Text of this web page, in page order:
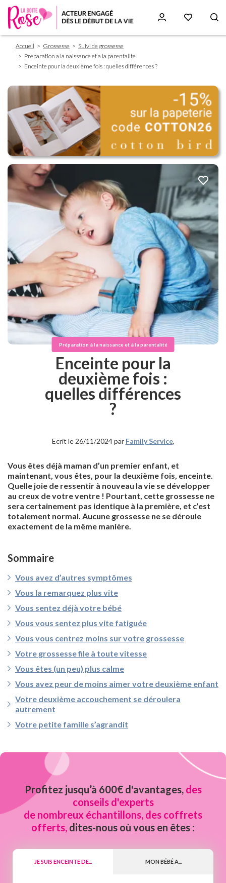
contenu
Fil
d'Ariane
Accueil Grossesse
Suivi de grossesse
Preparation a la naissance et a la parentalite
Enceinte pour la deuxième fois : quelles différences ?
Préparation à la naissance et à la parentalité
Enceinte pour la
deuxième fois :
quelles différences
?
Ecrit le 26/11/2024 par Family Service,
Vous êtes déjà maman d’un premier enfant, et
maintenant, vous êtes, pour la deuxième fois, enceinte.
Quelle joie de ressentir à nouveau la vie se développer
au creux de votre ventre ! Pourtant, cette grossesse ne
sera certainement pas identique à la première, et c’est
totalement normal. Aucune grossesse ne se déroule
exactement de la même manière.
Sommaire
Vous avez d’autres symptômes
Vous la remarquez plus vite
Vous sentez déjà votre bébé
Vous vous sentez plus vite fatiguée
Vous vous centrez moins sur votre grossesse
Votre grossesse file à toute vitesse
Vous êtes (un peu) plus calme
Vous avez peur de moins aimer votre deuxième enfant
Votre deuxième accouchement se déroulera
autrement
Votre petite famille s’agrandit
Profitez jusqu’à 600€ d'avantages, des
conseils d'experts
de nombreux échantillons, des coffrets
offerts, dites-nous où vous en êtes :
JE SUIS ENCEINTE DE... MON BÉBÉ A...